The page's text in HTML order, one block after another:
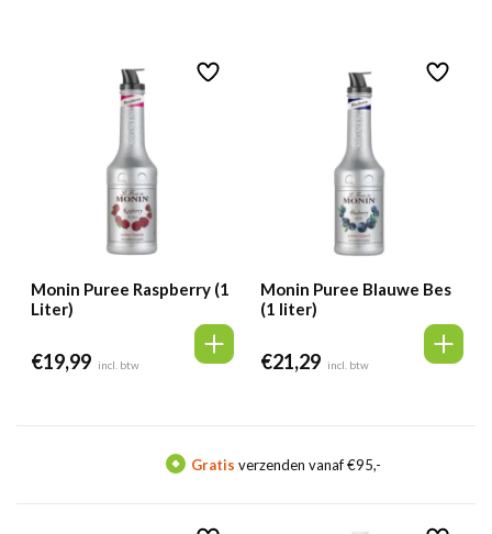
Monin Puree Raspberry (1
Liter)
€19,99 incl. btw
Monin Puree Blauwe Bes
(1 liter)
€21,29 incl. btw
Gratis verzenden vanaf €95,-